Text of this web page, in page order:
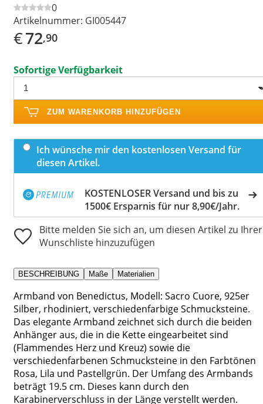
0
Artikelnummer: GI005447
€72,90
Sofortige Verfügbarkeit
ZUM WARENKORB HINZUFÜGEN
Ich wünsche mir den kostenlosen Versand für
diesen Artikel.
KOSTENLOSER Versand und bis zu
1500€ Ersparnis für nur 8,90€/Jahr.
Bitte melden Sie sich an, um diesen Artikel zu Ihrer
Wunschliste hinzuzufügen
BESCHREIBUNG Maße Materialien
Armband von Benedictus, Modell: Sacro Cuore, 925er
Silber, rhodiniert, verschiedenfarbige Schmucksteine.
Das elegante Armband zeichnet sich durch die beiden
Anhänger aus, die in die Kette eingearbeitet sind
(Flammendes Herz und Kreuz) sowie die
verschiedenfarbenen Schmucksteine in den Farbtönen
Rosa, Lila und Pastellgrün. Der Umfang des Armbands
beträgt 19.5 cm. Dieses kann durch den
Karabinerverschluss in der Länge verstellt werden.